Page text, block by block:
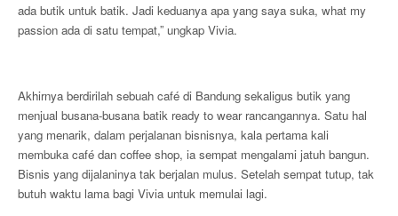
ada butik untuk batik. Jadi keduanya apa yang saya suka, what my
passion ada di satu tempat,” ungkap Vivia.
Akhirnya berdirilah sebuah café di Bandung sekaligus butik yang
menjual busana-busana batik ready to wear rancangannya. Satu hal
yang menarik, dalam perjalanan bisnisnya, kala pertama kali
membuka café dan coffee shop, ia sempat mengalami jatuh bangun.
Bisnis yang dijalaninya tak berjalan mulus. Setelah sempat tutup, tak
butuh waktu lama bagi Vivia untuk memulai lagi.